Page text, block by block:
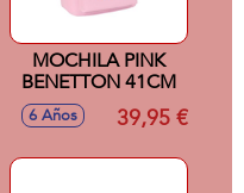
MOCHILA PINK
BENETTON 41CM
6 Años 39,95 €